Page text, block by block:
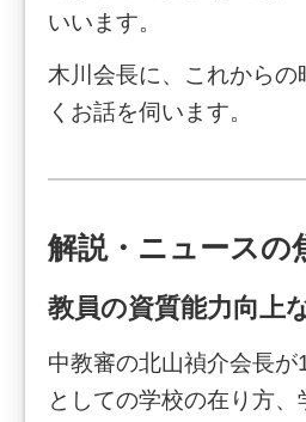
いいます。
木川会長に、これから
くお話を伺います。
解説・ニュースの
教員の資質能力向上
中教審の北山禎介会長
としての学校の在り方